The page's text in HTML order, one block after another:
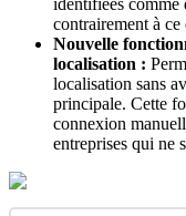
identifiées comme
contrairement à
Nouvelle
localisation :
localisation sans
principale. Cette
connexion
entreprises qui ne